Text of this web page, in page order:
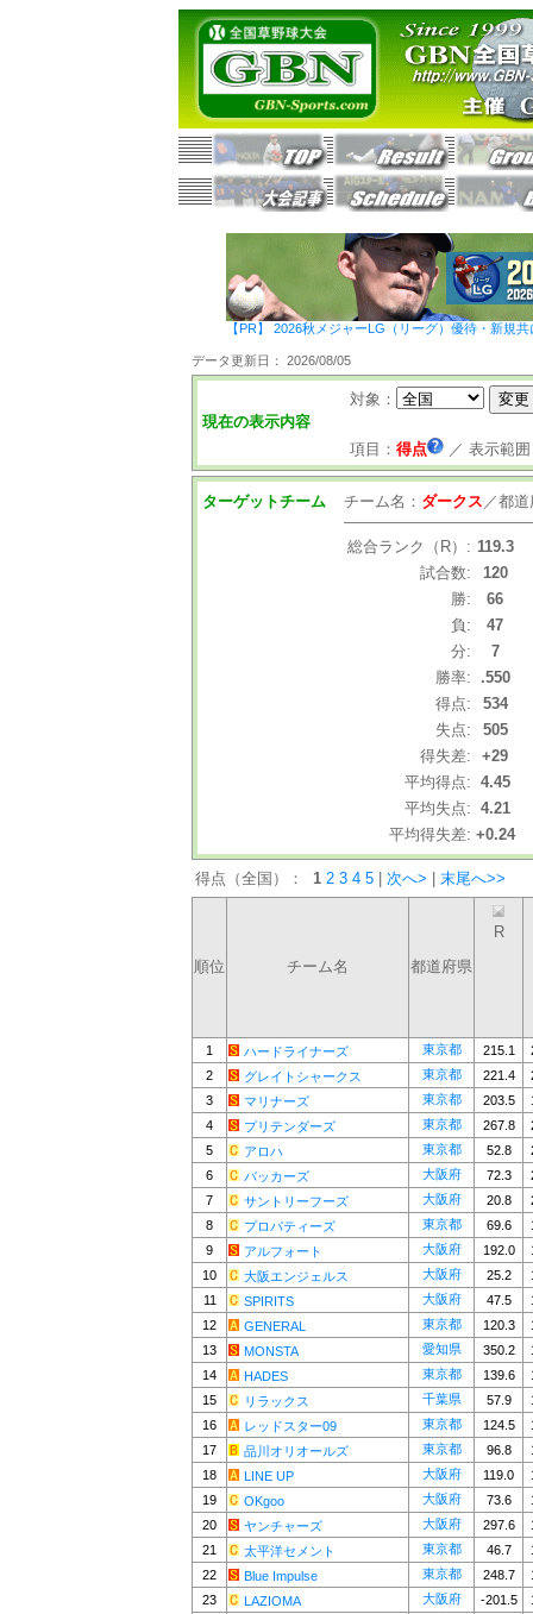
【PR】 2026秋メジャーLG（リーグ）優待・新規
データ更新日： 2026/08/05
現在の表示内容
対象：
項目： 得点 ／ 表示範囲
ターゲットチーム チーム名： ダークス ／都道
総合ランク（R）: 119.3
試合数:
120
勝:
66
負:
47
分:
7
勝率:
.550
得点:
534
失点:
505
得失差:
+29
平均得点: 4.45
平均失点: 4.21
平均得失差: +0.24
得点（全国）： 1 2 3 4 5 次へ> 末尾へ>>
順位 チーム名 都道府県
R
1 ハードライナーズ 東京都 215.1
2
グレイトシャークス 東京都 221.4
3
マリナーズ 東京都 203.5
4
プリテンダーズ 東京都 267.8
5
アロハ 東京都 52.8
6
バッカーズ 大阪府 72.3
7
サントリーフーズ 大阪府 20.8
8
プロパティーズ 東京都 69.6
9
アルフォート 大阪府 192.0
10
大阪エンジェルス 大阪府 25.2
11
SPIRITS 大阪府 47.5
12
GENERAL 東京都 120.3
13
MONSTA 愛知県 350.2
14
HADES 東京都 139.6
15
リラックス 千葉県 57.9
16
レッドスター09 東京都 124.5
17
品川オリオールズ 東京都 96.8
18
LINE UP 大阪府 119.0
19
OKgoo 大阪府 73.6
20
ヤンチャーズ 大阪府 297.6
21
太平洋セメント 東京都 46.7
22
Blue Impulse 東京都 248.7
23
LAZIOMA 大阪府 -201.5